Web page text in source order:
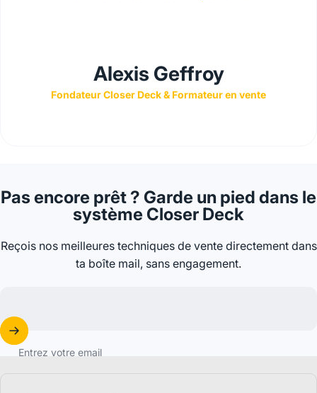
Alexis Geffroy
Fondateur Closer Deck & Formateur en vente
Pas encore prêt ? Garde un pied dans le
système Closer Deck
Reçois nos meilleures techniques de vente directement dans
ta boîte mail, sans engagement.
Entrez votre email